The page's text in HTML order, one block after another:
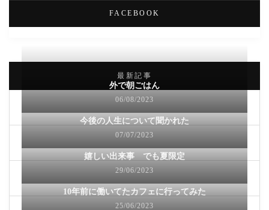
FACEBOOK
最新記事
外で朝ごはん
06/08/2023
今後の人生について聞かれた
07/07/2023
嬉しい出来事 でも夏限定
29/06/2023
10年前に働いてたカフェに行ってみた
25/06/2023